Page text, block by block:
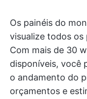
Os painéis do
visualize todos
Com mais de 30
disponíveis, você
o andamento do
orçamentos e